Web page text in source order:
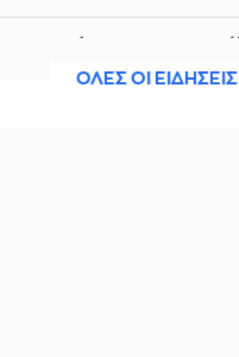
Ιράν - ΟμάνΟΛΕΣ ΟΙ ΕΙΔΗΣΕΙΣ